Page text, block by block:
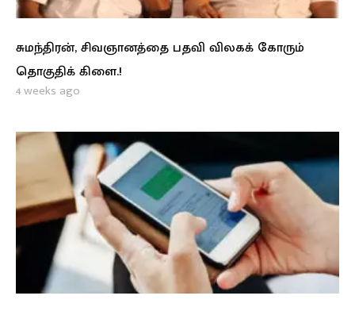
சுமந்திரன், சிவஞானத்தை பதவி விலகக் கோரும்
தொகுதிக் கிளை.!
4 weeks ago